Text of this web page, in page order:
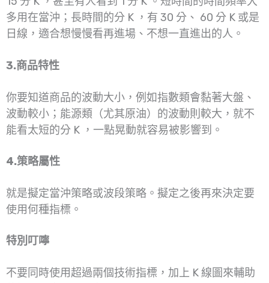
多用在當沖；長時間的分 K ，有 30 分、 60 分 K 或是
日線，適合想慢慢看再進場、不想一直進出的人。
3.商品特性
你要知道商品的波動大小，例如指數類會黏著大盤、
波動較小；能源類（尤其原油）的波動則較大，就不
能看太短的分 K ，一點晃動就容易被影響到。
4.策略屬性
就是擬定當沖策略或波段策略。擬定之後再來決定要
使用何種指標。
特別叮嚀
不要同時使用超過兩個技術指標，加上 K 線圖來輔助